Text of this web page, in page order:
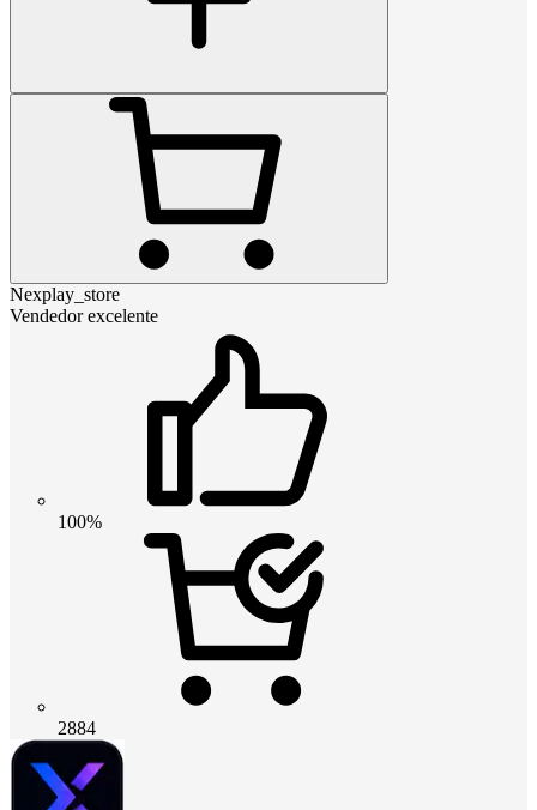
Nexplay_store
Vendedor excelente
100%
2884